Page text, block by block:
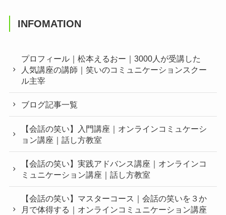
INFOMATION
プロフィール｜松本えるおー｜3000人が受講した
人気講座の講師｜笑いのコミュニケーションスクー
ル主宰
ブログ記事一覧
【会話の笑い】入門講座｜オンラインコミュケーシ
ョン講座｜話し方教室
【会話の笑い】実践アドバンス講座｜オンラインコ
ミュニケーション講座｜話し方教室
【会話の笑い】マスターコース｜会話の笑いを３か
月で体得する｜オンラインコミュニケーション講座